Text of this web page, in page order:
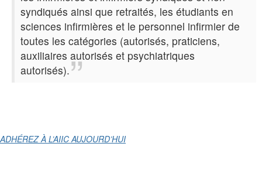
syndiqués ainsi que retraités, les étudiants en
sciences infirmières et le personnel infirmier de
toutes les catégories (autorisés, praticiens,
auxiliaires autorisés et psychiatriques
autorisés).
ADHÉREZ À L’AIIC AUJOURD’HUI